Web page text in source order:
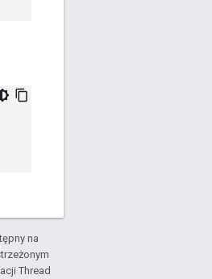
na
Thread